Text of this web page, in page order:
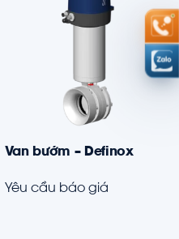
Van bướm – Definox
Yêu cầu báo giá